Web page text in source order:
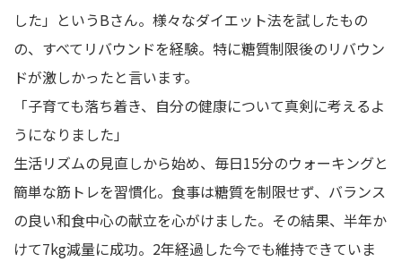
した」というBさん。様々なダイエット法を試したもの
の、すべてリバウンドを経験。特に糖質制限後のリバウン
ドが激しかったと言います。
「子育ても落ち着き、自分の健康について真剣に考えるよ
うになりました」
生活リズムの見直しから始め、毎日15分のウォーキングと
簡単な筋トレを習慣化。食事は糖質を制限せず、バランス
の良い和食中心の献立を心がけました。その結果、半年か
けて7kg減量に成功。2年経過した今でも維持できていま